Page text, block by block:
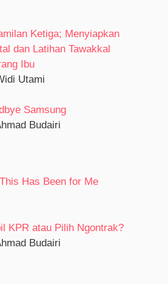
Ketiga; Menyiapkan
dan Latihan Tawakkal
Ibu
Utami
Samsung
Budairi
Has Been for Me
KPR atau Pilih Ngontrak?
Budairi